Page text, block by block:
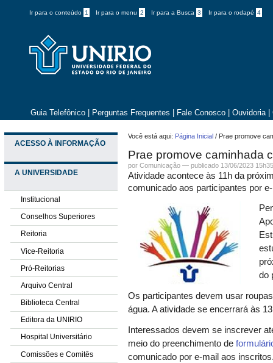
Ir para o conteúdo 1 Ir para o menu 2 Ir para a Busca 3 Ir para o rodapé 4
Guia Telefônico Perguntas Frequentes Fale Conosco Ouvidoria
ACESSO À INFORMAÇÃO
A UNIVERSIDADE
Institucional
Conselhos Superiores
Reitoria
Vice-Reitoria
Pró-Reitorias
Arquivo Central
Biblioteca Central
Editora da UNIRIO
Hospital Universitário
Comissões e Comitês
Você está aqui: Página Inicial / Prae promove
Prae promove caminhada
porComunicação —publicado 13/06/2023
Atividade acontece às 11h da
comunicado aos participantes por
do
Os participantes devem usar
água. A atividade se encerrará às
Interessados devem se inscrever
meio do preenchimento de
comunicado por e-mail aos